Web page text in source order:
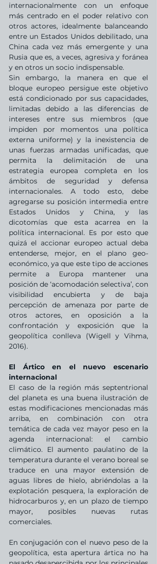
internacionalmente con un enfoque
más centrado en el poder relativo con
otros actores, idealmente balanceando
entre un Estados Unidos debilitado, una
China cada vez más emergente y una
Rusia que es, a veces, agresiva y foránea
y en otros un socio indispensable.
Sin embargo, la manera en que el
bloque europeo persigue este objetivo
está condicionado por sus capacidades,
limitadas debido a las diferencias de
intereses entre sus miembros (que
impiden por momentos una política
externa uniforme) y la inexistencia de
unas fuerzas armadas unificadas, que
permita la delimitación de una
estrategia europea completa en los
ámbitos de seguridad y defensa
internacionales. A todo esto, debe
agregarse su posición intermedia entre
Estados Unidos y China, y las
dicotomías que esta acarrea en la
política internacional. Es por esto que
quizá el accionar europeo actual deba
entenderse, mejor, en el plano geo-
económico, ya que este tipo de acciones
permite a Europa mantener una
posición de ‘acomodación selectiva’, con
visibilidad encubierta y de baja
percepción de amenaza por parte de
otros actores, en oposición a la
confrontación y exposición que la
geopolítica conlleva (Wigell y Vihma,
2016).
El Ártico en el nuevo escenario
internacional
El caso de la región más septentrional
del planeta es una buena ilustración de
estas modificaciones mencionadas más
arriba, en combinación con otra
temática de cada vez mayor peso en la
agenda internacional: el cambio
climático. El aumento paulatino de la
temperatura durante el verano boreal se
traduce en una mayor extensión de
aguas libres de hielo, abriéndolas a la
explotación pesquera, la exploración de
hidrocarburos y, en un plazo de tiempo
mayor, posibles nuevas rutas
comerciales.
En conjugación con el nuevo peso de la
geopolítica, esta apertura ártica no ha